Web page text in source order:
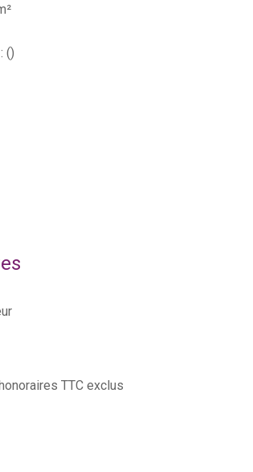
()
TTC exclus